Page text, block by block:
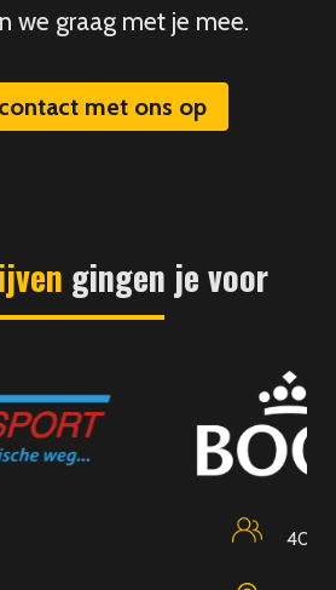
we graag met je mee.
met ons op
gingen je voor